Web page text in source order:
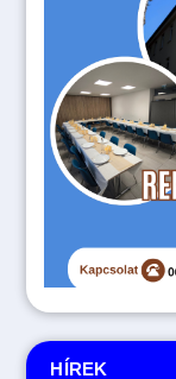
HÍREK